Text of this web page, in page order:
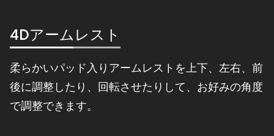
4Dアームレスト
柔らかいパッド入りアームレストを上下、左右、前
後に調整したり、回転させたりして、お好みの角度
で調整できます。